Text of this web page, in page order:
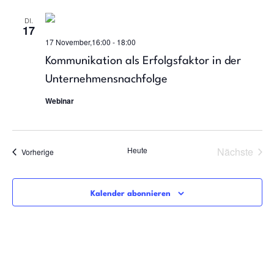
DI.
17
Kommunikation als Erfolgsfaktor in der
Unternehmensnachfolge
17 November,16:00 - 18:00
Webinar
VorherigeVeranstaltungen Heute Nächste
Kalender abonnieren